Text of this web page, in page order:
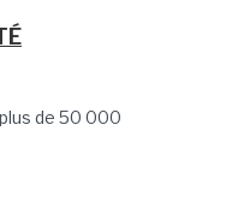
de 50 000